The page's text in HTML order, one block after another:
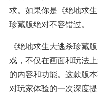
求。如果你是《绝地求
珍藏版绝对不容错过。
《绝地求生大逃杀珍藏
戏，不仅在画面和玩法
的内容和功能。这款版
对玩家体验的一次深度